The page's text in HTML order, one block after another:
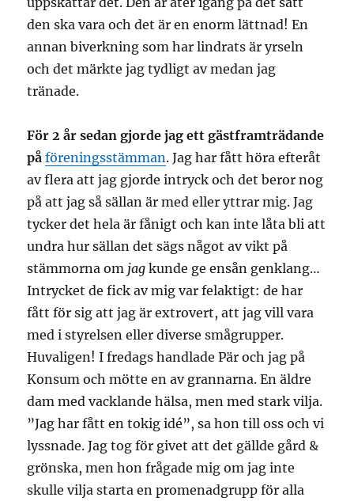
den ska vara och det är en enorm lättnad! En
annan biverkning som har lindrats är yrseln
och det märkte jag tydligt av medan jag
tränade.
För 2 år sedan gjorde jag ett gästframträdande
på föreningsstämman. Jag har fått höra efteråt
av flera att jag gjorde intryck och det beror nog
på att jag så sällan är med eller yttrar mig. Jag
tycker det hela är fånigt och kan inte låta bli att
undra hur sällan det sägs något av vikt på
stämmorna om jag kunde ge ensån genklang…
Intrycket de fick av mig var felaktigt: de har
fått för sig att jag är extrovert, att jag vill vara
med i styrelsen eller diverse smågrupper.
Huvaligen! I fredags handlade Pär och jag på
Konsum och mötte en av grannarna. En äldre
dam med vacklande hälsa, men med stark vilja.
”Jag har fått en tokig idé”, sa hon till oss och vi
lyssnade. Jag tog för givet att det gällde gård &
grönska, men hon frågade mig om jag inte
skulle vilja starta en promenadgrupp för alla